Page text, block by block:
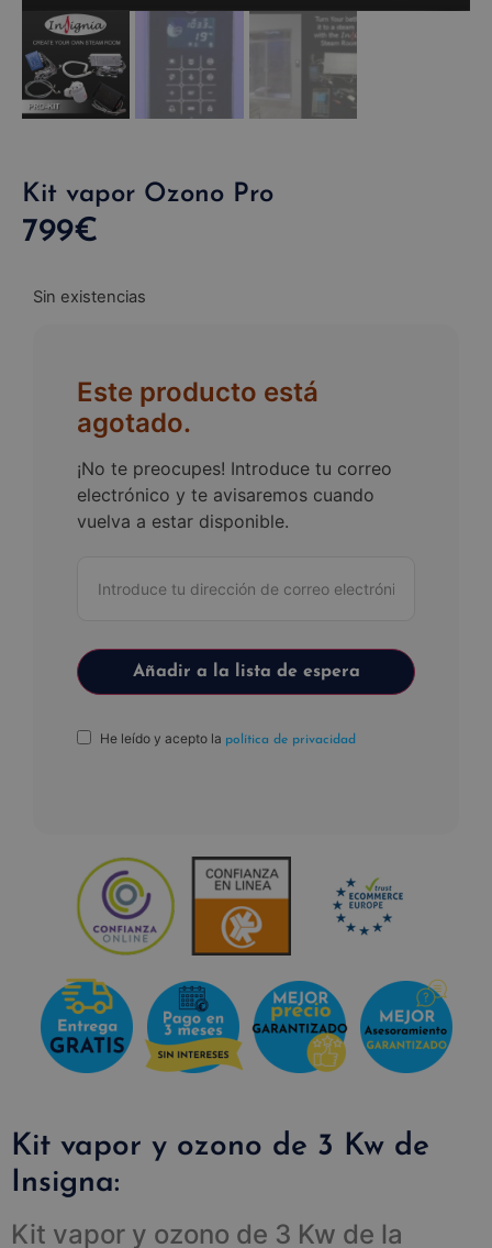
Kit vapor Ozono Pro
799€
Sin existencias
Este producto está
agotado.
¡No te preocupes! Introduce tu correo
electrónico y te avisaremos cuando
vuelva a estar disponible.
He leído y acepto la política de privacidad
Kit vapor y ozono de 3 Kw de
Insigna:
Kit vapor y ozono de 3 Kw de la